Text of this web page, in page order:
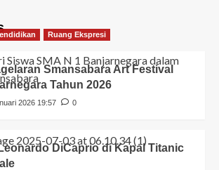
Ruang Ekspresi
Smansabara Art Festival
Tahun 2026
2026 19:57
0
DiCaprio di Kapal Titanic